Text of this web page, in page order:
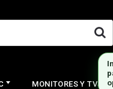
MONITORES Y TVS